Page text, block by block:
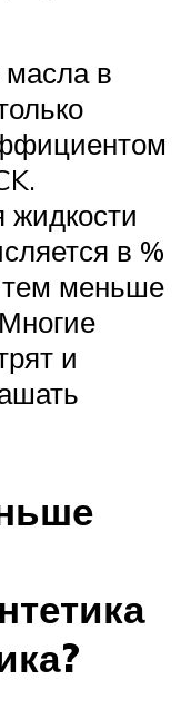
масла в
жидкости
в %
меньше
и